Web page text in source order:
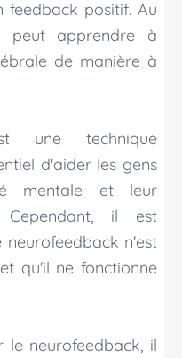
positif. Au
apprendre à
de manière à
une technique
d'aider les gens
mentale et leur
Cependant, il est
n'est
qu'il ne fonctionne
le neurofeedback, il